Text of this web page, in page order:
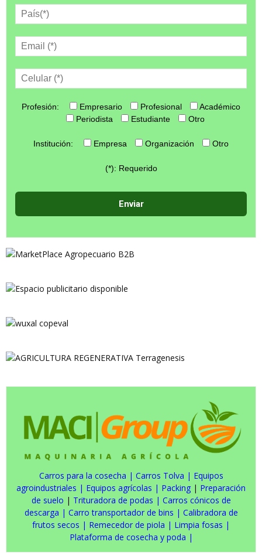
Profesión: Empresario Profesional
Académico
Periodista
Estudiante Otro
Institución: Empresa Organización Otro
(*): Requerido
Carros para la cosecha | Carros Tolva | Equipos
agroindustriales | Equipos agrícolas | Packing | Preparación
de suelo | Trituradora de podas | Carros cónicos de
descarga | Carro transportador de bins | Calibradora de
frutos secos | Remecedor de piola | Limpia fosas |
Plataforma de cosecha y poda |